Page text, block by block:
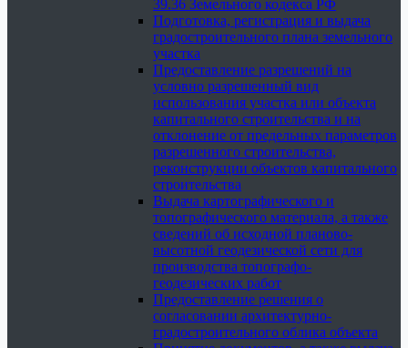
39.36 Земельного кодекса РФ
Подготовка, регистрация и выдача
градостроительного плана земельного
участка
Предоставление разрешений на
условно разрешенный вид
использования участка или объекта
капитального строительства и на
отклонение от предельных параметров
разрешенного строительства,
реконструкции объектов капитального
строительства
Выдача картографического и
топографического материала, а также
сведений об исходной планово-
высотной геодезической сети для
производства топографо-
геодезических работ
Предоставление решения о
согласовании архитектурно-
градостроительного облика объекта